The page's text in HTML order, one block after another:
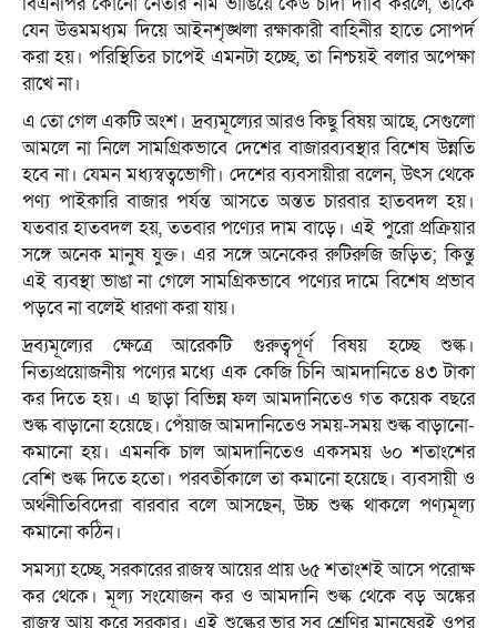
যেন উত্তমমধ্যম দিয়ে আইনশৃঙ্খলা রক্ষাকারী বাহিনীর হাতে সোপর্দ
করা হয়। পরিস্থিতির চাপেই এমনটা হচ্ছে, তা নিশ্চয়ই বলার অপেক্ষা
রাখে না।
এ তো গেল একটি অংশ। দ্রব্যমূল্যের আরও কিছু বিষয় আছে, সেগুলো
আমলে না নিলে সামগ্রিকভাবে দেশের বাজারব্যবস্থার বিশেষ উন্নতি
হবে না। যেমন মধ্যস্বত্বভোগী। দেশের ব্যবসায়ীরা বলেন, উৎস থেকে
পণ্য পাইকারি বাজার পর্যন্ত আসতে অন্তত চারবার হাতবদল হয়।
যতবার হাতবদল হয়, ততবার পণ্যের দাম বাড়ে। এই পুরো প্রক্রিয়ার
সঙ্গে অনেক মানুষ যুক্ত। এর সঙ্গে অনেকের রুটিরুজি জড়িত; কিন্তু
এই ব্যবস্থা ভাঙা না গেলে সামগ্রিকভাবে পণ্যের দামে বিশেষ প্রভাব
পড়বে না বলেই ধারণা করা যায়।
দ্রব্যমূল্যের ক্ষেত্রে আরেকটি গুরুত্বপূর্ণ বিষয় হচ্ছে শুল্ক।
নিত্যপ্রয়োজনীয় পণ্যের মধ্যে এক কেজি চিনি আমদানিতে ৪৩ টাকা
কর দিতে হয়। এ ছাড়া বিভিন্ন ফল আমদানিতেও গত কয়েক বছরে
শুল্ক বাড়ানো হয়েছে। পেঁয়াজ আমদানিতেও সময়-সময় শুল্ক বাড়ানো-
কমানো হয়। এমনকি চাল আমদানিতেও একসময় ৬০ শতাংশের
বেশি শুল্ক দিতে হতো। পরবর্তীকালে তা কমানো হয়েছে। ব্যবসায়ী ও
অর্থনীতিবিদেরা বারবার বলে আসছেন, উচ্চ শুল্ক থাকলে পণ্যমূল্য
কমানো কঠিন।
সমস্যা হচ্ছে, সরকারের রাজস্ব আয়ের প্রায় ৬৫ শতাংশই আসে পরোক্ষ
কর থেকে। মূল্য সংযোজন কর ও আমদানি শুল্ক থেকে বড় অঙ্কের